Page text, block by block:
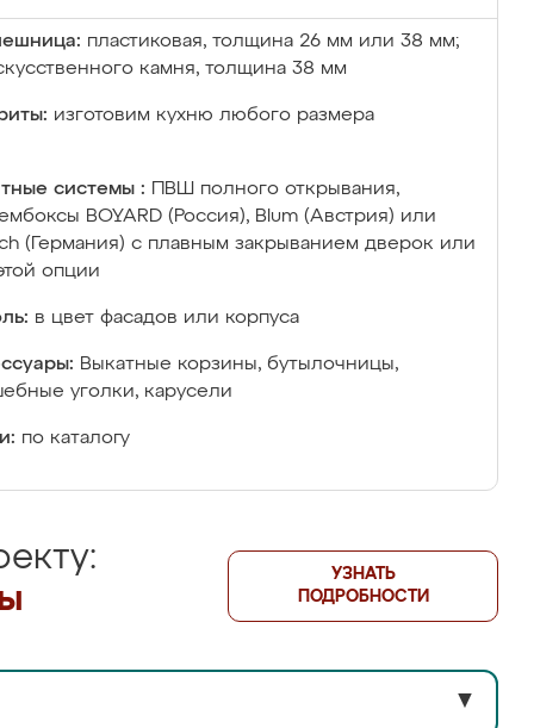
пластиковая, толщина 26 мм или 38 мм;
камня, толщина 38 мм
изготовим кухню любого размера
системы :
ПВШ полного открывания,
BOYARD (Россия), Blum (Австрия) или
(Германия) с плавным закрыванием дверок или
опции
в цвет фасадов или корпуса
Выкатные корзины, бутылочницы,
уголки, карусели
по каталогу
УЗНАТЬ
ПОДРОБНОСТИ
▼